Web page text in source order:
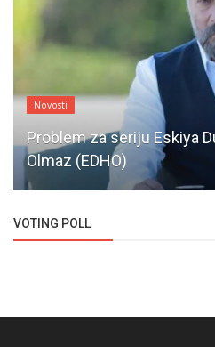
Novosti
Problem za seriju Eskiya
Olmaz (EDHO)
VOTING POLL